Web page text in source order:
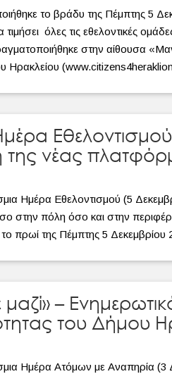
το βράδυ της Πέμπτης 5
όλες τις εθελοντικές
στην αίθουσα
Ηρακλείου
νέας
Ημέρα Εθελοντισμού (5
στην πόλη όσο και στην
πρωί της Πέμπτης 5
–
του Δήμου
Ημέρα Ατόμων με Αναπηρία (3